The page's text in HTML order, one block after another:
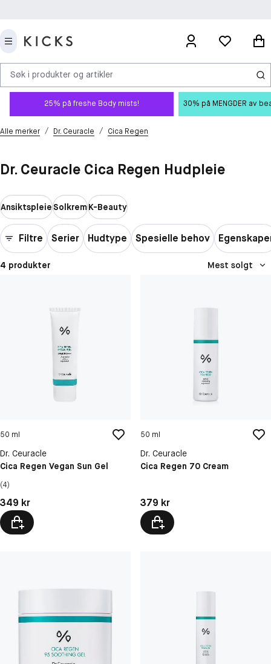
Søk i produkter og artikler
25% på freshe Body mists! 30% på MENGDER av
Alle merker / Dr. Ceuracle / Cica Regen
Dr. Ceuracle Cica Regen Hudpleie
AnsiktspleieSolkremK-Beauty
Filtre Serier Hudtype Spesielle behov
4 produkter Mest solgt
50 ml
Dr. Ceuracle
Cica Regen Vegan Sun Gel
(4)
Pris: 349 kr
349 kr
50 ml
Dr. Ceuracle
Cica Regen 70 Cream
Pris: 379 kr
379 kr